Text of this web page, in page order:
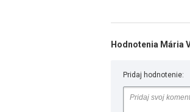
Hodnotenia Mária
Pridaj hodnotenie: